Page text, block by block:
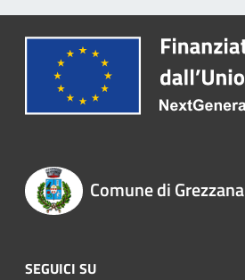
Comune di Grezzana
SEGUICI SU